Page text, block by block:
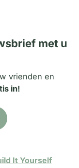
met u
vrienden en
in!
It Yourself